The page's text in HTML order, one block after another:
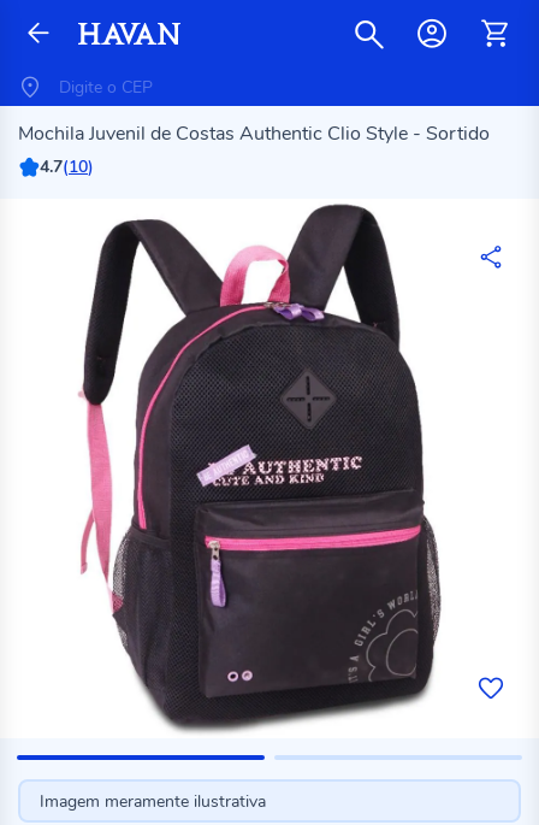
Mochila Juvenil de Costas Authentic Clio Style - Sortido
4.7(10)
Imagem meramente ilustrativa